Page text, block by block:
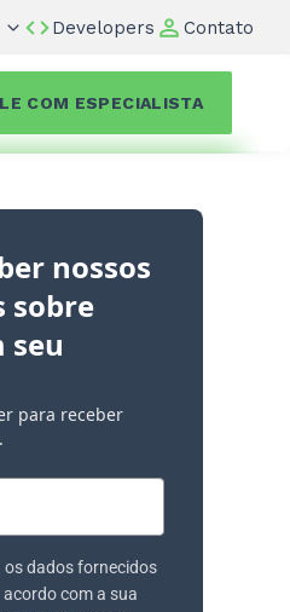
Developers Contato
COM ESPECIALISTA
nossos
sobre
seu
para receber
os dados fornecidos
com a sua